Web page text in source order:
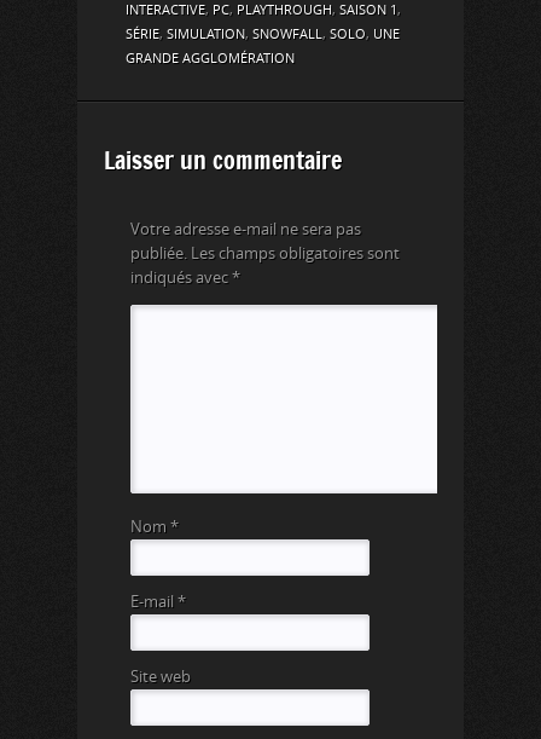
INTERACTIVE, PC, PLAYTHROUGH, SAISON 1,
SÉRIE, SIMULATION, SNOWFALL, SOLO, UNE
GRANDE AGGLOMÉRATION
Laisser un commentaire
Votre adresse e-mail ne sera pas
publiée.
Les champs obligatoires sont
indiqués avec *
Nom *
E-mail *
Site web